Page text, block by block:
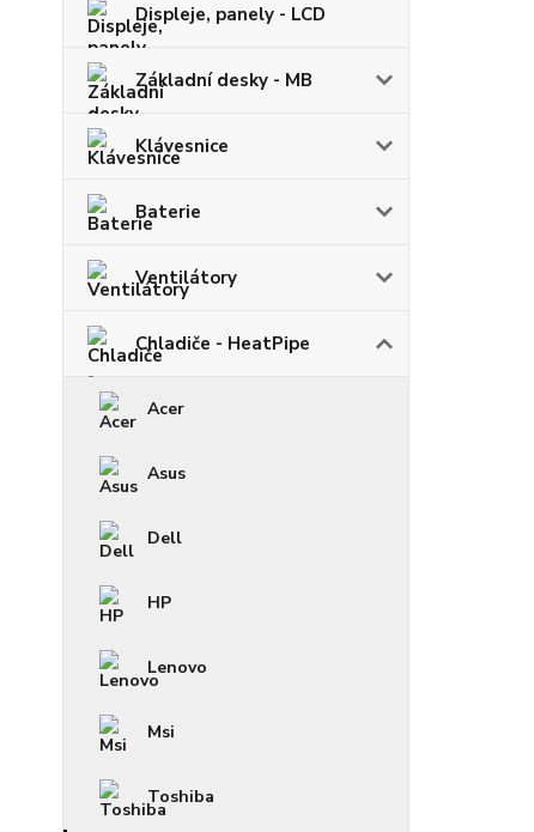
Displeje, panely - LCD
Základní desky - MB
Klávesnice
Baterie
Ventilátory
Chladiče - HeatPipe
Acer
Asus
Dell
HP
Lenovo
Msi
Toshiba